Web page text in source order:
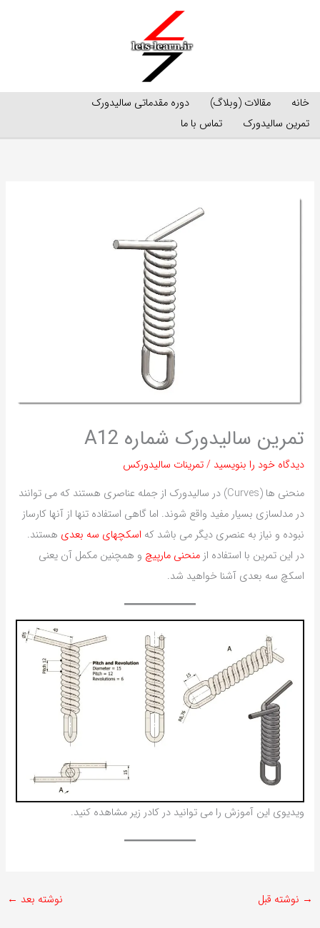
خانه مقالات (وبلاگ)
دوره مقدماتی سالیدورک
تمرین سالیدورک
تماس با ما
تمرین سالیدورک شماره A12
دیدگاه‌ خود را بنویسید /تمرینات سالیدورکس
منحنی ها (Curves) در سالیدورک از جمله عناصری هستند که می توانند
در مدلسازی بسیار مفید واقع شوند. اما گاهی استفاده تنها از آنها کارساز
نبوده و نیاز به عنصری دیگر می باشد که اسکچهای سه بعدی هستند.
در این تمرین با استفاده ازمنحنی مارپیچ و همچنین مکمل آن یعنی
اسکچ سه بعدی آشنا خواهید شد.
ویدیوی این آموزش را می توانید در کادر زیر مشاهده کنید.
→ نوشته قبل نوشته بعد ←